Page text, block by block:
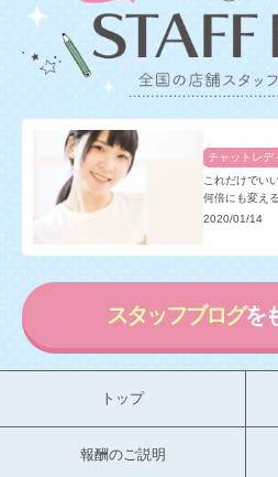
チャットレデ
これだけでい
何倍にも変え
2020/01/14
スタッフブログを
トップ
報酬のご説明